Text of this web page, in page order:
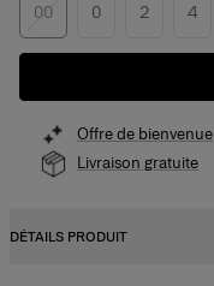
00 0 2 4
Offre de bienvenue
Livraison gratuite
DÉTAILS PRODUIT